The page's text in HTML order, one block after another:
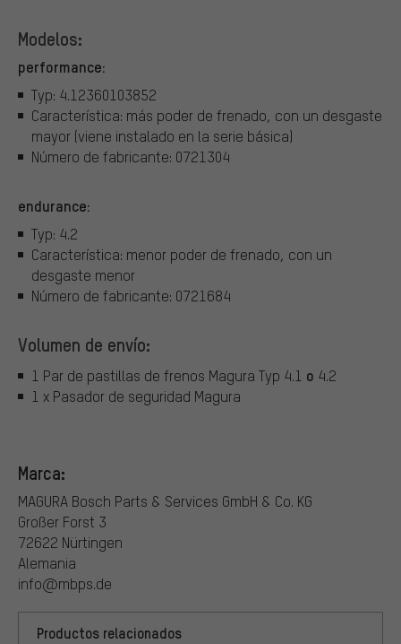
Modelos:
performance:
Typ: 4.12360103852
Característica: más poder de frenado, con un desgaste
mayor (viene instalado en la serie básica)
Número de fabricante: 0721304
endurance:
Typ: 4.2
Característica: menor poder de frenado, con un
desgaste menor
Número de fabricante: 0721684
Volumen de envío:
1 Par de pastillas de frenos Magura Typ 4.1 o 4.2
1 x Pasador de seguridad Magura
Marca:
MAGURA Bosch Parts & Services GmbH & Co. KG
Großer Forst 3
72622 Nürtingen
Alemania
info@mbps.de
Productos relacionados